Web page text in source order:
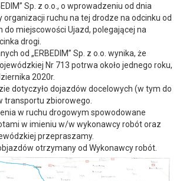
Sp. z o.o., o wprowadzeniu od dnia
organizacji ruchu na tej drodze na odcinku od
do miejscowości Ujazd, polegającej na
drogi.
od „ERBEDIM” Sp. z o.o. wynika, że
Nr 713 potrwa około jednego roku,
2020r.
dotyczyło dojazdów docelowych (w tym do
transportu zbiorowego.
w ruchu drogowym spowodowane
w imieniu w/w wykonawcy robót oraz
przepraszamy.
otrzymany od Wykonawcy robót.